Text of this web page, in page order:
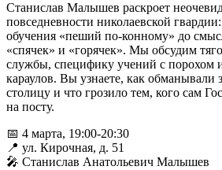
Станислав Малышев раскроет
повседневности николаевской
обучения «пеший по-конному» до
«спячек» и «горячек». Мы обсудим
службы, специфику учений с порохом
караулов. Вы узнаете, как обманывали
столицу и что грозило тем, кого сам
на посту.
📅 4 марта, 19:00-20:30
📍 ул. Кирочная, д. 51
🎤 Станислав Анатольевич Малышев